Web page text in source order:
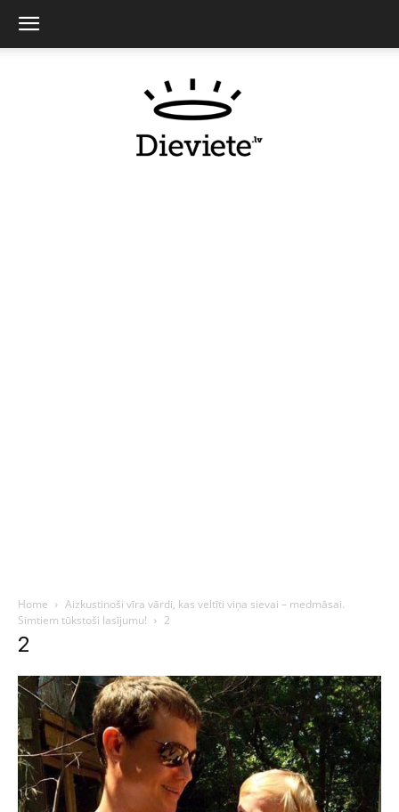
Home
Aizkustinoši vīra vārdi, kas veltīti viņa sievai – medmāsai.
Simtiem tūkstoši lasījumu!
2
2